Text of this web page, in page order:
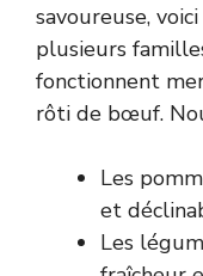
savoureuse,
plusieurs
fonctionnent
rôti de bœuf.
Les
et
Les